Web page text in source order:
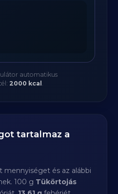
automatikus
2000 kcal .
tartalmaz a
és az alábbi
100 g Tükörtojás